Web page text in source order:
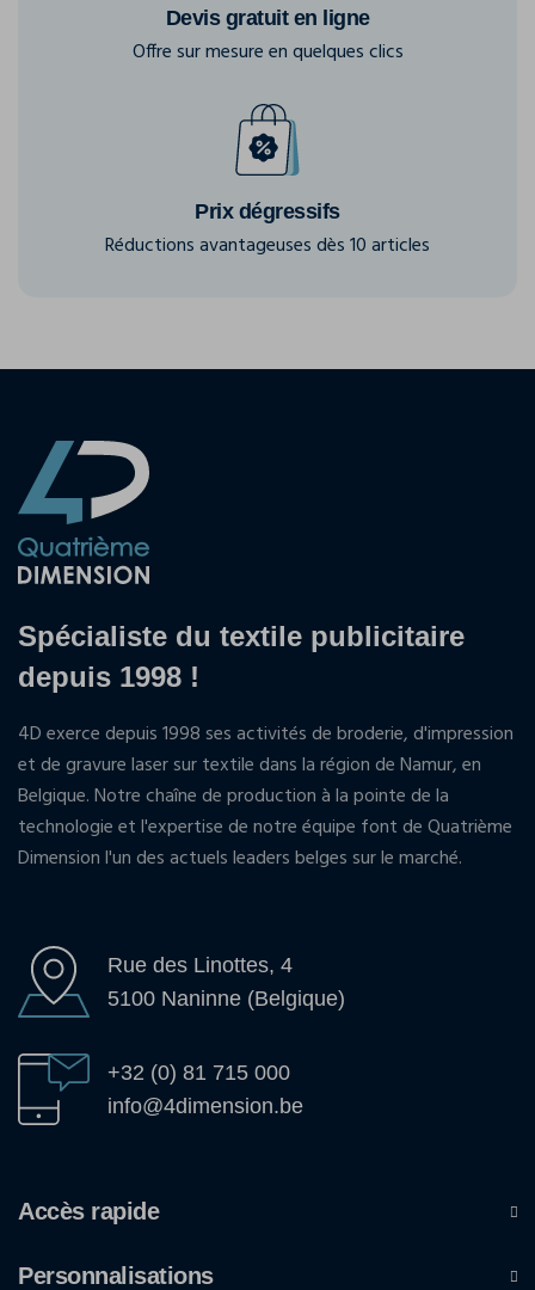
Devis gratuit en ligne
Offre sur mesure en quelques clics
Prix dégressifs
Réductions avantageuses dès 10 articles
Spécialiste du textile publicitaire
depuis 1998 !
4D exerce depuis 1998 ses activités de broderie, d'impression
et de gravure laser sur textile dans la région de Namur, en
Belgique. Notre chaîne de production à la pointe de la
technologie et l'expertise de notre équipe font de Quatrième
Dimension l'un des actuels leaders belges sur le marché.
Rue des Linottes, 4
5100 Naninne (Belgique)
+32 (0) 81 715 000
info@4dimension.be
Accès rapide
Personnalisations